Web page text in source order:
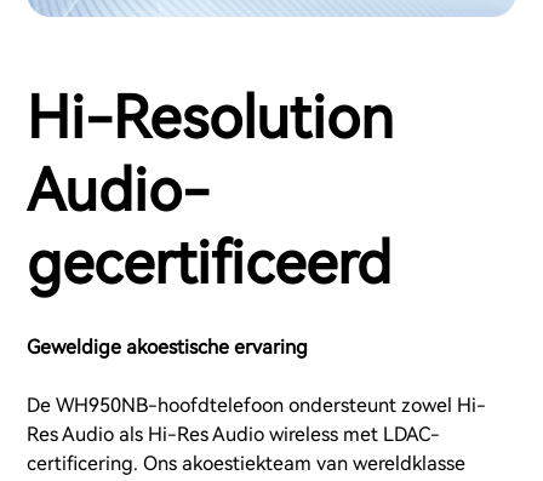
Hi-Resolution
Audio-
gecertificeerd
Geweldige akoestische ervaring
De WH950NB-hoofdtelefoon ondersteunt zowel Hi-
Res Audio als Hi-Res Audio wireless met LDAC-
certificering. Ons akoestiekteam van wereldklasse